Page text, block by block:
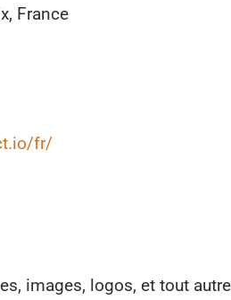
France
fr/
images, logos, et tout